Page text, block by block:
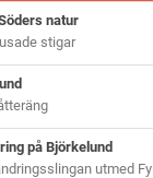
natur
stigar
på Björkelund
utmed